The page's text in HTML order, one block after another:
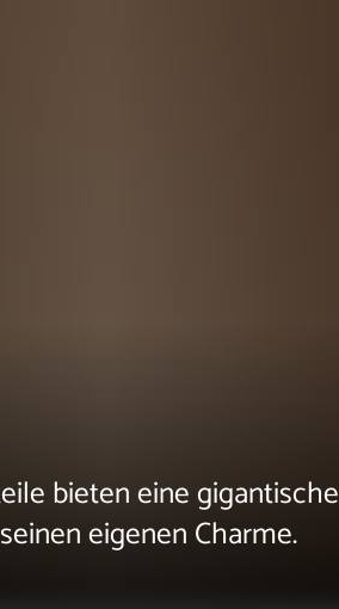
bieten eine gigantische
eigenen Charme.